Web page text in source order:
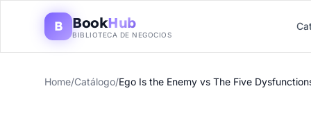
B BookHub
BIBLIOTECA DE NEGOCIOS
Home/Catálogo/Ego Is the Enemy vs The Five